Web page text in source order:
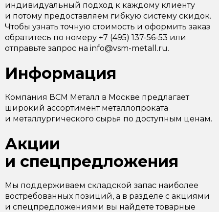
индивидуальный подход к каждому клиенту
и потому предоставляем гибкую систему скидок.
Чтобы узнать точную стоимость и оформить заказ
обратитесь по номеру +7 (495) 137-56-53 или
отправьте запрос на info@vsm-metall.ru.
Информация
Компания ВСМ Металл в Москве предлагает
широкий ассортимент металлопроката
и металлургического сырья по доступным ценам.
Акции
и спецпредложения
Мы поддерживаем складской запас наиболее
востребованных позиций, а в разделе с акциями
и спецпредложениями вы найдете товарные